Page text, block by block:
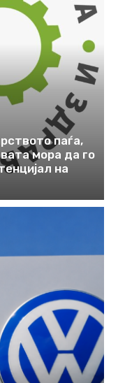
паѓа,
мора да го
на